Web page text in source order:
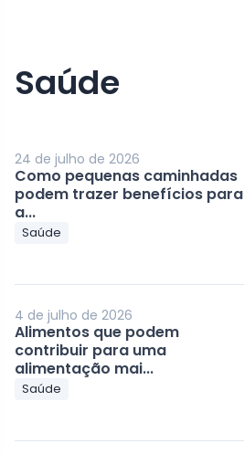
Saúde
24 de julho de 2026
Como pequenas caminhadas
podem trazer benefícios para
a...
Saúde
4 de julho de 2026
Alimentos que podem
contribuir para uma
alimentação mai...
Saúde